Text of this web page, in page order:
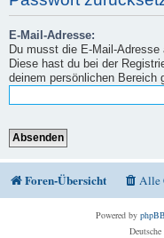
E-Mail-Adresse:
Du musst die E-Mail-
Diese hast du bei der
deinem persönlichen Bereich
Foren-Übersicht Alle
Powered by phpBB